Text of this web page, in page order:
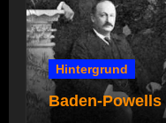
Hintergrund
Baden-Powells